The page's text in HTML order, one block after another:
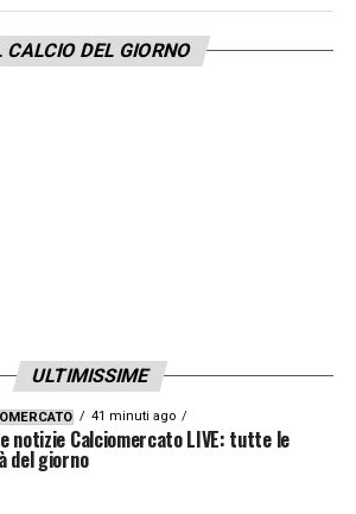
concreto di due big
ha optato per il
nelle ultime ore,
le porte a un suo
CALCIO DEL GIORNO
ULTIMISSIME
41 minuti ago
notizie Calciomercato LIVE: tutte le
del giorno